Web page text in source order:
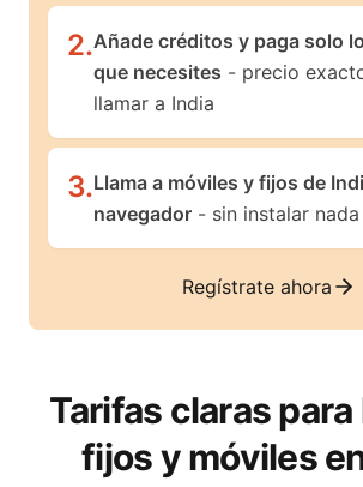
2.Añade créditos y paga solo
que necesites - precio
llamar a India
3.Llama a móviles y fijos de
navegador - sin instalar nada
Regístrate ahora
Tarifas claras para
fijos y móviles